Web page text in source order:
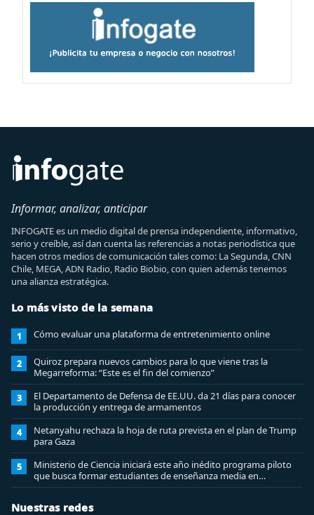
Informar, analizar, anticipar
INFOGATE es un medio digital de prensa independiente, informativo,
serio y creíble, así dan cuenta las referencias a notas periodística que
hacen otros medios de comunicación tales como: La Segunda, CNN
Chile, MEGA, ADN Radio, Radio Biobio, con quien además tenemos
una alianza estratégica.
Lo más visto de la semana
1 Cómo evaluar una plataforma de entretenimiento online
2
Quiroz prepara nuevos cambios para lo que viene tras la
Megarreforma: “Este es el fin del comienzo”
3
El Departamento de Defensa de EE.UU. da 21 días para conocer
la producción y entrega de armamentos
4
Netanyahu rechaza la hoja de ruta prevista en el plan de Trump
para Gaza
5
Ministerio de Ciencia iniciará este año inédito programa piloto
que busca formar estudiantes de enseñanza media en
ciberseguridad
Nuestras redes